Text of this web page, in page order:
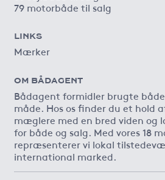
79 motorbåde til salg
LINKS
Mærker
OM BÅDAGENT
Bådagent formidler brugte
måde. Hos os finder du et hold
mæglere med en bred viden og
for både og salg. Med vores 18
repræsenterer vi lokal
international marked.